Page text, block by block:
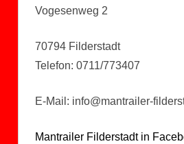
Vogesenweg 2
70794 Filderstadt
Telefon: 0711/773407
E-Mail: info@mantrailer-
Mantrailer Filderstadt in